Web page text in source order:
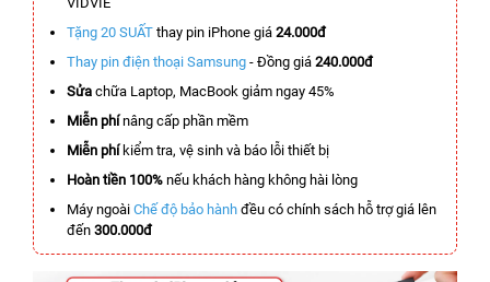
Tặng 20 SUẤT thay pin iPhone giá 24.000đ
Thay pin điện thoại Samsung - Đồng giá 240.000đ
Sửa chữa Laptop, MacBook giảm ngay 45%
Miễn phínâng cấp phần mềm
Miễn phíkiểm tra, vệ sinh và báo lỗi thiết bị
Hoàn tiền 100% nếu khách hàng không hài lòng
Máy ngoài Chế độ bảo hành đều có chính sách hỗ trợ giá lên
đến 300.000đ